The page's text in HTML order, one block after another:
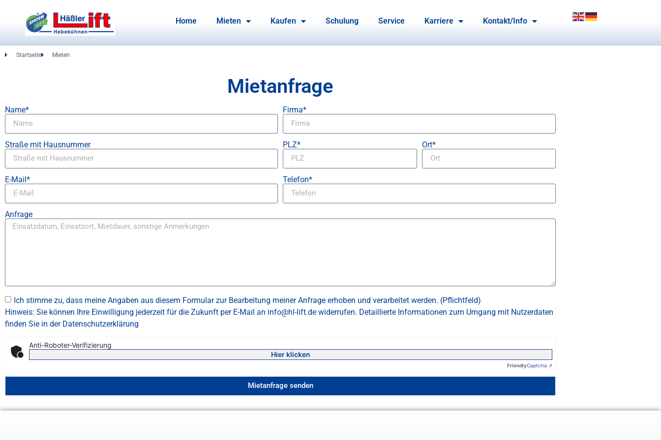
Home Mieten Kaufen Schulung Service Karriere Kontakt/Info
Startseite Mieten
Mietanfrage
Name* Firma*
Straße mit Hausnummer PLZ* Ort*
E-Mail* Telefon*
Anfrage
Ich stimme zu, dass meine Angaben aus diesem Formular zur Bearbeitung meiner Anfrage erhoben und verarbeitet werden. (Pflichtfeld)
Hinweis: Sie können Ihre Einwilligung jederzeit für die Zukunft per E-Mail an info@hl-lift.de widerrufen. Detaillierte Informationen zum Umgang mit Nutzerdaten
finden Sie in der Datenschutzerklärung
Anti-Roboter-Verifizierung
Hier klicken
FriendlyCaptcha ⇗
Mietanfrage senden